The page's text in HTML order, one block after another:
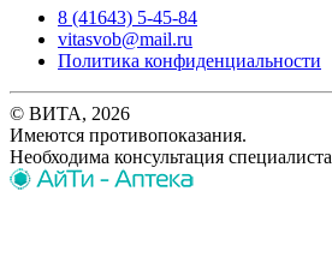
8 (41643) 5-45-84
vitasvob@mail.ru
Политика конфиденциальности
© ВИТА, 2026
Имеются противопоказания.
Необходима консультация специалиста